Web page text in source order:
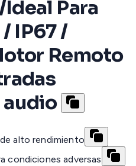
Ideal Para
IP67 /
Remoto
audio
alto rendimiento
condiciones adversas